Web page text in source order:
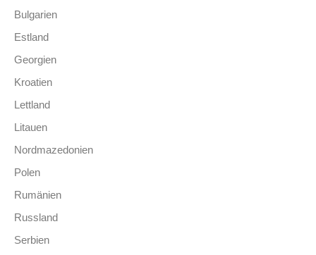
Bulgarien
Estland
Georgien
Kroatien
Lettland
Litauen
Nordmazedonien
Polen
Rumänien
Russland
Serbien